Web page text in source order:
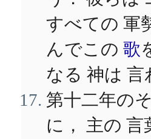
すべての 軍
んでこの 歌
なる 神は 言
第十二年の
に， 主の